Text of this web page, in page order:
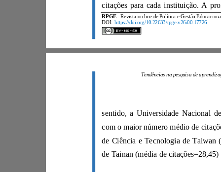
RPGE
DOI: https://doi.org/10.22633/rpge.v26i00.17726